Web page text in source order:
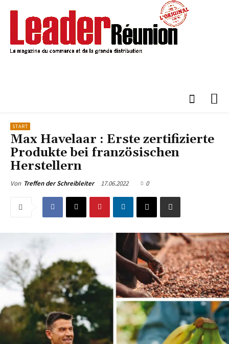
START
Max Havelaar : Erste zertifizierte
Produkte bei französischen
Herstellern
Von Treffen der Schreibleiter 17.06.2022 0